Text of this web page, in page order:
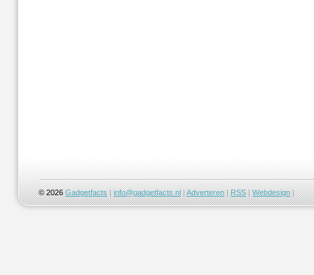
© 2026Gadgetfacts |info@gadgetfacts.nl|Adverteren|RSS|Webdesign|